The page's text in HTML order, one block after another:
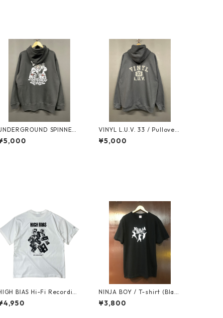
SPINNER
NINJA DJ - Pullover Hoo
(Black)
VINYL L.U.V. 33 / Pullover
Hoodie (Black x Matte Bla
ck Puff Print)
¥5,000
BIAS Hi-Fi Recording
shirt (White)
NINJA BOY / T-shirt (Black
×White)
¥3,800